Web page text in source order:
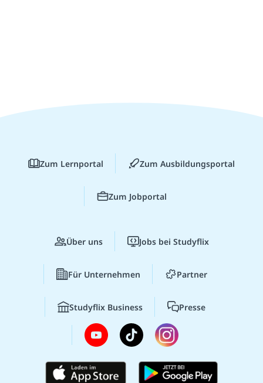
Zum Lernportal Zum Ausbildungsportal
Zum Jobportal
Über uns Jobs bei Studyflix
Für Unternehmen Partner
Studyflix Business Presse